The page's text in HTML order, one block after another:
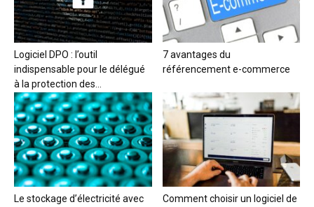
Logiciel DPO : l’outil
indispensable pour le délégué
à la protection des...
7 avantages du
référencement e-commerce
Le stockage d’électricité avec
Comment choisir un logiciel de